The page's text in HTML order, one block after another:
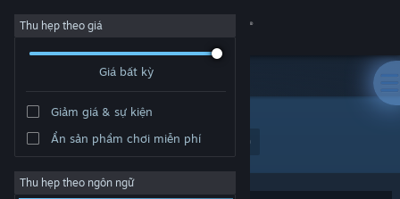
Đăng nhập
Cộng đồng
Thông tin
Thu hẹp theo giá
Giá bất kỳ
Giảm giá & sự kiện
Ẩn sản phẩm chơi miễn phí
Thu hẹp theo ngôn ngữ
Nhà phát hành: Unknown Conquest Games